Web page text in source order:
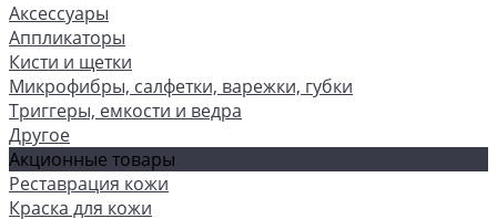
Аксессуары
Аппликаторы
Кисти и щетки
Микрофибры, салфетки, варежки, губки
Триггеры, емкости и ведра
Другое
Акционные товары
Реставрация кожи
Краска для кожи